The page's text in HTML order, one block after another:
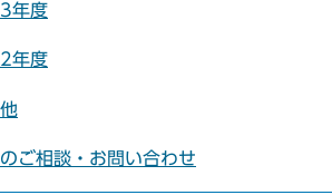
年度
年度
ご相談・お問い合わせ